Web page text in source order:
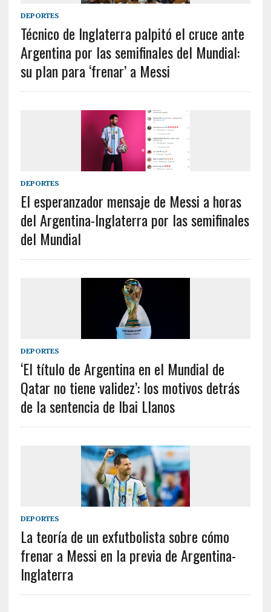
DEPORTES
Técnico de Inglaterra palpitó el cruce ante
Argentina por las semifinales del Mundial:
su plan para ‘frenar’ a Messi
DEPORTES
El esperanzador mensaje de Messi a horas
del Argentina-Inglaterra por las semifinales
del Mundial
DEPORTES
‘El título de Argentina en el Mundial de
Qatar no tiene validez’: los motivos detrás
de la sentencia de Ibai Llanos
DEPORTES
La teoría de un exfutbolista sobre cómo
frenar a Messi en la previa de Argentina-
Inglaterra